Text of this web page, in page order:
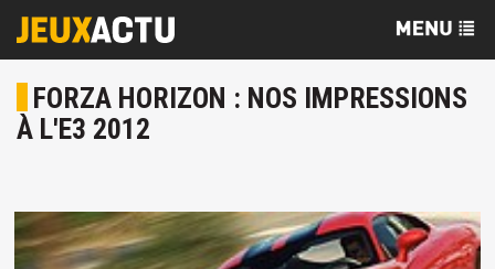
FORZA HORIZON : NOS IMPRESSIONS
À L'E3 2012